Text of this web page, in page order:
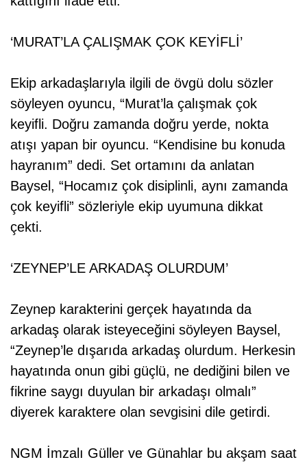
‘MURAT’LA ÇALIŞMAK ÇOK KEYİFLİ’
Ekip arkadaşlarıyla ilgili de övgü dolu sözler
söyleyen oyuncu, “Murat’la çalışmak çok
keyifli. Doğru zamanda doğru yerde, nokta
atışı yapan bir oyuncu. “Kendisine bu konuda
hayranım” dedi. Set ortamını da anlatan
Baysel, “Hocamız çok disiplinli, aynı zamanda
çok keyifli” sözleriyle ekip uyumuna dikkat
çekti.
‘ZEYNEP’LE ARKADAŞ OLURDUM’
Zeynep karakterini gerçek hayatında da
arkadaş olarak isteyeceğini söyleyen Baysel,
“Zeynep’le dışarıda arkadaş olurdum. Herkesin
hayatında onun gibi güçlü, ne dediğini bilen ve
fikrine saygı duyulan bir arkadaşı olmalı”
diyerek karaktere olan sevgisini dile getirdi.
NGM İmzalı Güller ve Günahlar bu akşam saat